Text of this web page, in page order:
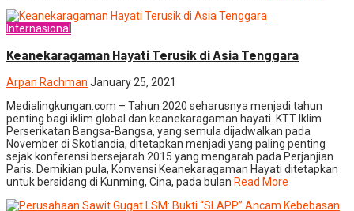
Internasional
Keanekaragaman Hayati Terusik di Asia Tenggara
Arpan Rachman January 25, 2021
Medialingkungan.com – Tahun 2020 seharusnya menjadi tahun
penting bagi iklim global dan keanekaragaman hayati. KTT Iklim
Perserikatan Bangsa-Bangsa, yang semula dijadwalkan pada
November di Skotlandia, ditetapkan menjadi yang paling penting
sejak konferensi bersejarah 2015 yang mengarah pada Perjanjian
Paris. Demikian pula, Konvensi Keanekaragaman Hayati ditetapkan
untuk bersidang di Kunming, Cina, pada bulan Read More